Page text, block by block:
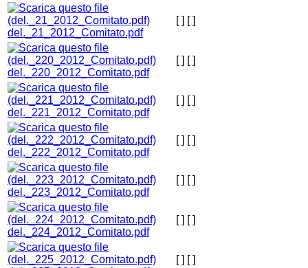
del._21_2012_Comitato.pdf
[ ] [ ]
del._220_2012_Comitato.pdf
[ ] [ ]
del._221_2012_Comitato.pdf
[ ] [ ]
del._222_2012_Comitato.pdf
[ ] [ ]
del._223_2012_Comitato.pdf
[ ] [ ]
del._224_2012_Comitato.pdf
[ ] [ ]
[ ] [ ]